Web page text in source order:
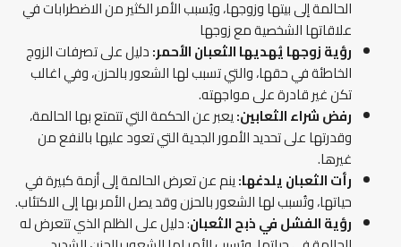
الحالمة إلى بيتها وزوجها، ويُسبب الأمر الكثير من الاضطرابات في
علاقاتها الشخصية مع زوجها
رؤية زوجها يُهديها الثعبان الأحمر:دليل على تصرفات الزوج
الخاطئة في حقها، والتي تسبب لها الشعور بالحزن، وفي اغالب
تكن غير قادرة على مواجهته.
رفض شراء الثعابين:يعبر عن الحكمة التي تتمتع بها الحالمة،
وقدرتها على تحديد الأمور الجدية التي تعود عليها بالنفع من
غيرها.
رأت الثعبان يلدغها:ينم عن تعرض الحالمة إلى أزمة كبيرة في
حياتها، وتُسبب لها الشعور بالحزن وقد يصل الأمر بها إلى الاكتئاب.
رؤية الفشل في ذبح الثعبان: دليل على الظلم الذي تتعرض له